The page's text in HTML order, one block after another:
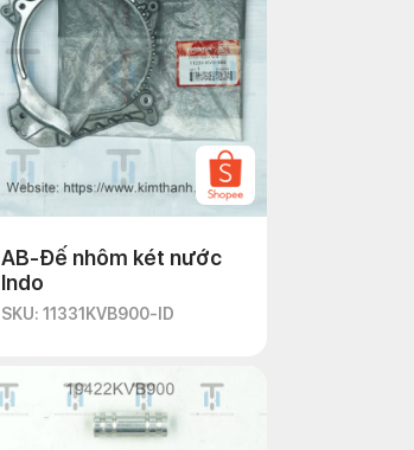
AB-Đế nhôm két nước
Indo
SKU: 11331KVB900-ID